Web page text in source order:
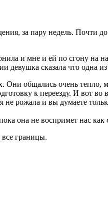
за пару недель.
и мне и ей по сгону на
девушка сказала что одна
общались очень тепло,
к переезду. И вот во
не рожала и вы думаете
она не воспримет нас как
границы.